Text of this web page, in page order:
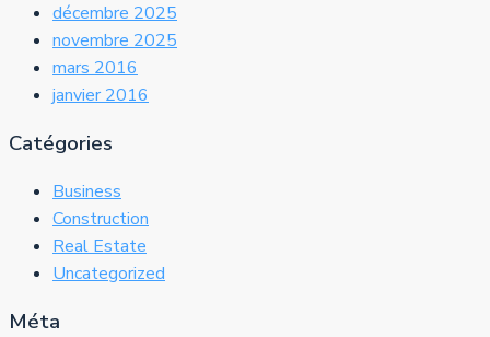
décembre 2025
novembre 2025
mars 2016
janvier 2016
Catégories
Business
Construction
Real Estate
Uncategorized
Méta